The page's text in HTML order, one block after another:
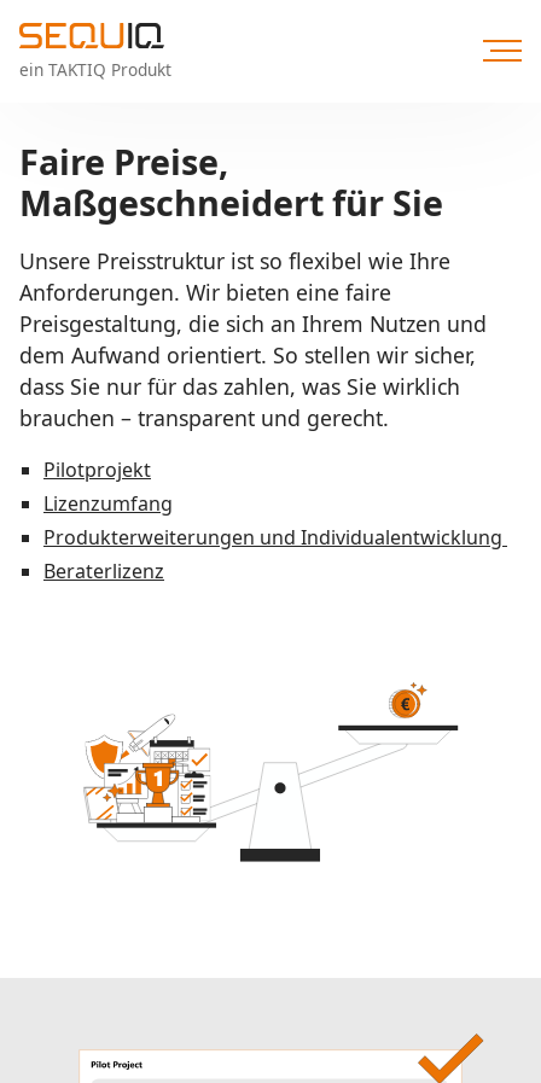
zum
Inhalt
ein TAKTIQ Produkt
Faire Preise,
Maßgeschneidert für Sie
Unsere Preisstruktur ist so flexibel wie Ihre
Anforderungen. Wir bieten eine faire
Preisgestaltung, die sich an Ihrem Nutzen und
dem Aufwand orientiert. So stellen wir sicher,
dass Sie nur für das zahlen, was Sie wirklich
brauchen – transparent und gerecht.
Pilotprojekt
Lizenzumfang
Produkterweiterungen und Individualentwicklung
Beraterlizenz